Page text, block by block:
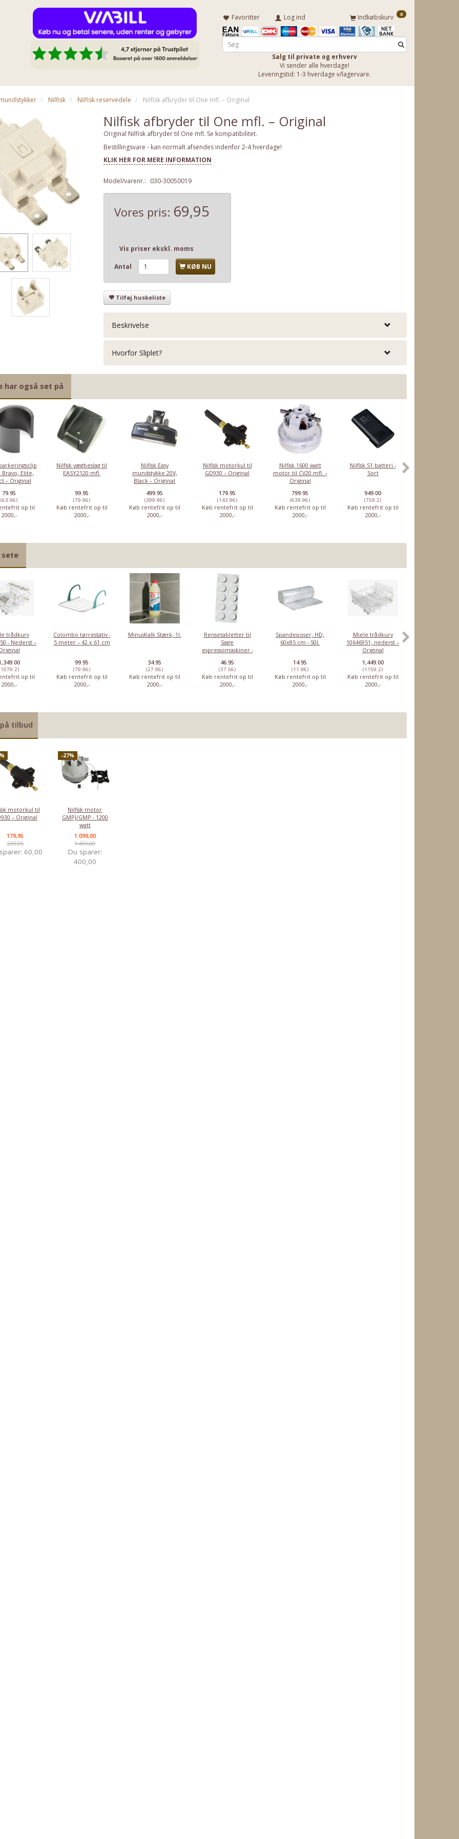
Indkøbskurv 0
Favoritter Log ind
Salg til private og erhverv
Vi sender alle hverdage!
Leveringstid: 1-3 hverdage v/lagervare.
Nilfisk Nilfisk reservedele Nilfisk afbryder til One mfl. – Original
Nilfisk afbryder til One mfl. – Original
Original Nilfisk afbryder til One mfl. Se kompatibilitet.
Bestillingsvare - kan normalt afsendes indenfor 2-4 hverdage!
KLIK HER FOR MERE INFORMATION
Model/varenr.: 030-30050019
Vores pris: 69,95
Vis priser ekskl. moms
Antal KØB NU
Tilføj huskeliste
Beskrivelse
Hvorfor Sliplet?
har også set på
Bravo, Elite,
– Original
79.95
(63.96)
op til
2000,-
Nilfisk vægbeslag til
EASY2120 mfl.
99.95
(79.96)
Køb rentefrit op til
2000,-
Nilfisk Easy
mundstykke 20V,
Black – Original
499.95
(399.96)
Køb rentefrit op til
2000,-
Nilfisk motorkul til
GD930 – Original
179.95
(143.96)
Køb rentefrit op til
2000,-
Nilfisk 1600 watt
motor til CV20 mfl. –
Original
799.95
(639.96)
Køb rentefrit op til
2000,-
Nilfisk S1 batteri -
Sort
949.00
(759.2)
Køb rentefrit op til
2000,-
sete
trådkurv
- Nederst –
op til
2000,-
Colombo tørrestativ -
5 meter – 42 x 61 cm
99.95
(79.96)
Køb rentefrit op til
2000,-
MinusKalk Stærk, 1l.
34.95
(27.96)
Køb rentefrit op til
2000,-
Rensetabletter til
Sage
espressomaskiner -
46.95
(37.56)
Køb rentefrit op til
2000,-
Spandeposer, HD,
60x85 cm - 50l.
14.95
(11.96)
Køb rentefrit op til
2000,-
Miele trådkurv
10646951, nederst –
Original
1,449.00
(1159.2)
Køb rentefrit op til
2000,-
tilbud
motorkul til
– Original
179,95
239,95
60,00
-27%
Nilfisk motor
GMPJ/GMP - 1200
watt
1.099,00
1.499,00
Du sparer:
400,00